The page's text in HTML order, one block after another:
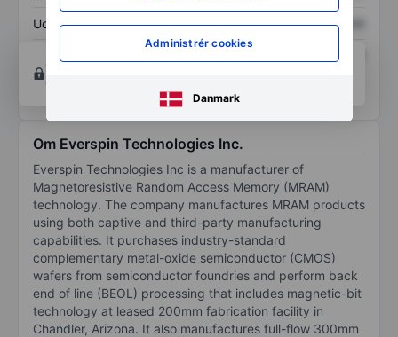
Administrér cookies
Danmark
Udbytte pr. aktie XXXXXXX XXXXXXX
Afkast af egenkapital XXXXXXX
Opret kontofor at få adgang til flere diagrammer
og analyse værktøjer.
Om Everspin Technologies Inc.
Everspin Technologies Inc is a manufacturer of
Magnetoresistive Random Access Memory (MRAM)
technology. The company manufactures MRAM products
using both captive and third-party manufacturing
capabilities. It purchases industry-standard
complementary metal-oxide semiconductor (CMOS)
wafers from semiconductor foundries and perform back
end of line (BEOL) processing that includes magnetic-bit
technology at leased 200mm fabrication facility in
Chandler, Arizona. It also manufactures full-flow 300mm